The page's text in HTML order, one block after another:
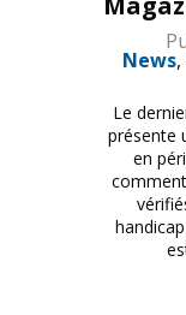
News
Le
présente
en